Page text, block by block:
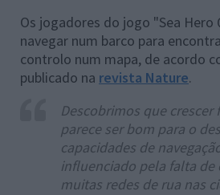
Os jogadores do jogo "Sea
navegar num barco para
controlo num mapa, de acordo
publicado na revista Nature.
Descobrimos que crescer
parece ser bom para o
capacidades de
influenciado pela falta de
muitas redes de rua nas